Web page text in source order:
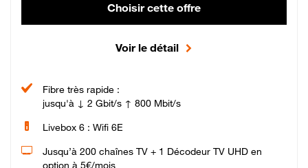
Choisir cette offre
Voir le détail
Fibre très rapide :
jusqu'à ↓ 2 Gbit/s ↑ 800 Mbit/s
Livebox 6 : Wifi 6E
Jusqu’à 200 chaînes TV + 1 Décodeur TV UHD en
option à 5€/mois